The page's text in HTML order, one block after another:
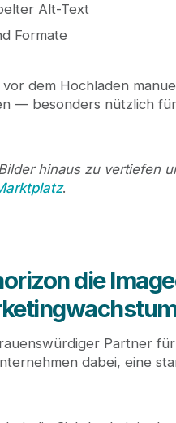
Alt-Text
Formate
dem Hochladen
— besonders nützlich
hinaus zu vertiefen
.
die
Partner
dabei, eine